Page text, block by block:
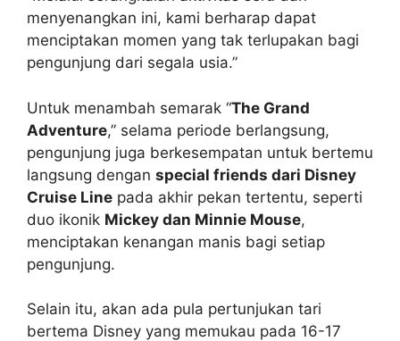
menyenangkan ini, kami berharap dapat
menciptakan momen yang tak terlupakan bagi
pengunjung dari segala usia.”
Untuk menambah semarak “The Grand
Adventure,” selama periode berlangsung,
pengunjung juga berkesempatan untuk bertemu
langsung dengan special friends dari Disney
Cruise Line pada akhir pekan tertentu, seperti
duo ikonik Mickey dan Minnie Mouse,
menciptakan kenangan manis bagi setiap
pengunjung.
Selain itu, akan ada pula pertunjukan tari
bertema Disney yang memukau pada 16-17